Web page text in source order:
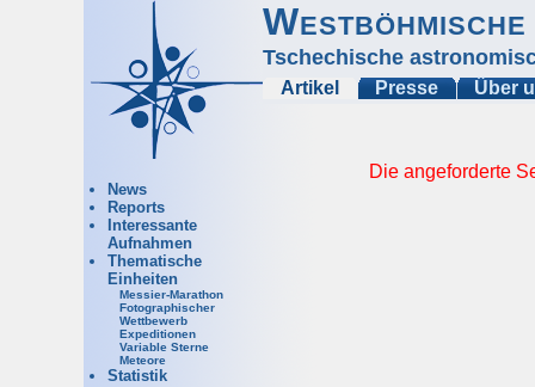
Tschechische
Artikel Presse Über
News
Reports
Interessante
Aufnahmen
Thematische
Einheiten
Messier-Marathon
Fotographischer
Wettbewerb
Expeditionen
Variable Sterne
Meteore
Statistik
Die angeforderte